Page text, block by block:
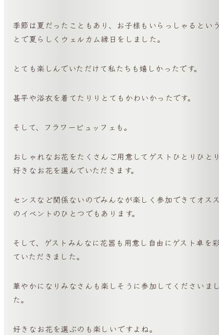
季節は夏だったこともあり、お子様もいらっしゃるとい
とで夏らしくウェルカム縁日をしました。
とても楽しんでいただけて私たちも嬉しかったです。
甚平や浴衣を着てたりりとてもかわいかったです。
そして、フラワービュッフェも。
おしゃれなお花をたくさんご用意してゲストひとりひと
好きなお花を選んでいただきます。
センスなど関係ないのでみんなが楽しく参加できてオス
のイベントのひとつでもあります。
そして、ゲストみんなに花器も用意し自由にゲスト卓を
ていただきました。
華やかになりみなさんも楽しそうに参加してくださいま
た。
好きなお花を選ぶのも楽しいですよね。